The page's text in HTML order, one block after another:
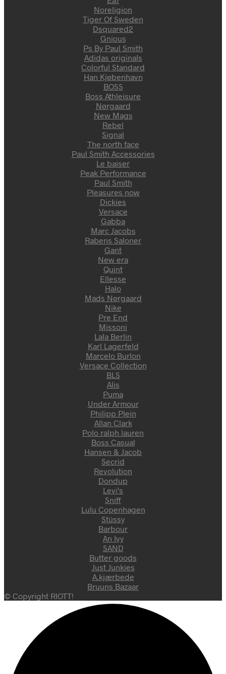
Noreligion
Tiger Of Sweden
Dsquared2
Gnious
Ps By Paul Smith
Adidas originals
Colorful Standard
Han Kjøbenhavn
BOSS
Boss Athleisure
Nørgaard
New Mags
Rebel
Signal
The north face
Paul Smith Accessories
Le baiser
Peak Performance
Paul Smith
Pleasures now
Dickies
Versace
Gabba
Marc Jacobs
Rabens Saloner
Gant
New era
Quint
Ellesse
Halo
Mads Nørgaard
Nike
Pre End
Missoni
Lala Berlin
Karl Lagerfeld
Marcelo Burlon
Versace Collection
BLS
Alis
Puma
Under Armour
Philipp Plein
Allan Clark
Polo ralph lauren
Boss Casual
Hansen & Jacob
Secrid
Revolution
Dondup
Levi's
Sniff
Lulu Copenhagen
Stüssy
Barbour
An Ivy
SAND
Butter goods
Just Junkies
A.kjærbede
Bruuns Bazaar
© Copyright RIOTT!